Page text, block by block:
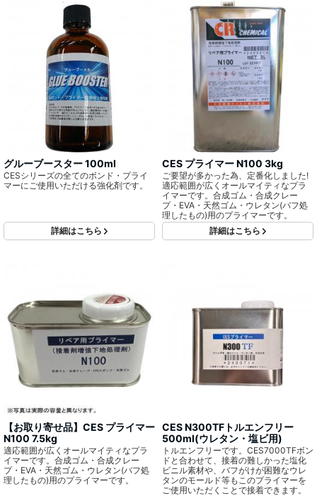
グルーブースター 100ml
CESシリーズの全てのボンド・プライ
マーにご使用いただける強化剤です。
詳細はこちら
CES プライマー N100 3kg
ご要望が多かった為、定番化しました!
適応範囲が広くオールマイティなプラ
イマーです。合成ゴム・合成クレー
プ・EVA・天然ゴム・ウレタン(バフ処
理したもの)用のプライマーです。
詳細はこちら
【お取り寄せ品】CES プライマー
N100 7.5kg
適応範囲が広くオールマイティなプラ
イマーです。合成ゴム・合成クレー
プ・EVA・天然ゴム・ウレタン(バフ処
理したもの)用のプライマーです。
CES N300TFトルエンフリー
500ml(ウレタン・塩ビ用)
トルエンフリーです。CES7000TFボン
ドと合わせて、接着の難しかった塩化
ビニル素材や、バフがけが困難なウレ
タンのモールド等もこのプライマーを
ご使用いただくことで接着できます。